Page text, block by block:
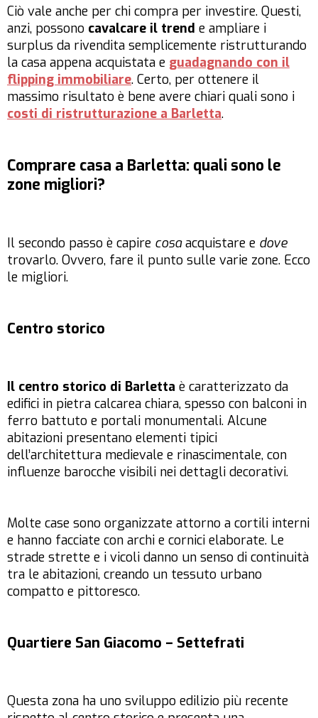
Ciò vale anche per chi compra per investire. Questi,
anzi, possono cavalcare il trend e ampliare i
surplus da rivendita semplicemente ristrutturando
la casa appena acquistata e guadagnando con il
flipping immobiliare. Certo, per ottenere il
massimo risultato è bene avere chiari quali sono i
costi di ristrutturazione a Barletta.
Comprare casa a Barletta: quali sono le
zone migliori?
Il secondo passo è capire cosaacquistare e dove
trovarlo. Ovvero, fare il punto sulle varie zone. Ecco
le migliori.
Centro storico
Il centro storico di Barletta è caratterizzato da
edifici in pietra calcarea chiara, spesso con balconi in
ferro battuto e portali monumentali. Alcune
abitazioni presentano elementi tipici
dell’architettura medievale e rinascimentale, con
influenze barocche visibili nei dettagli decorativi.
Molte case sono organizzate attorno a cortili interni
e hanno facciate con archi e cornici elaborate. Le
strade strette e i vicoli danno un senso di continuità
tra le abitazioni, creando un tessuto urbano
compatto e pittoresco.
Quartiere San Giacomo – Settefrati
Questa zona ha uno sviluppo edilizio più recente